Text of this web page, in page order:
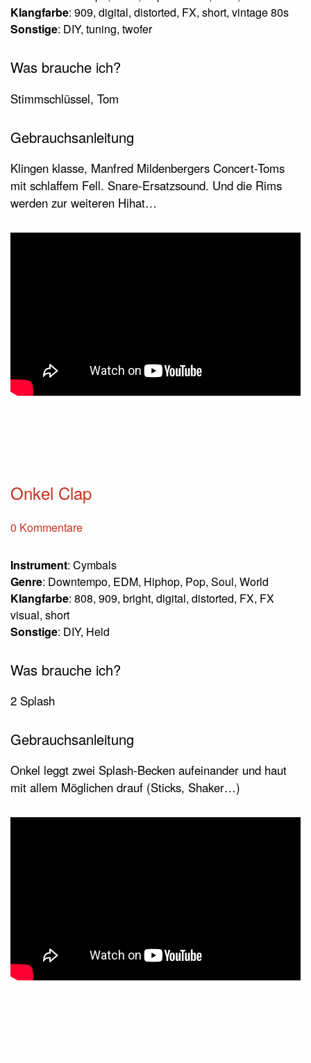
Klangfarbe: 909, digital, distorted, FX, short, vintage 80s
Sonstige: DIY, tuning, twofer
Was brauche ich?
Stimmschlüssel, Tom
Gebrauchsanleitung
Klingen klasse, Manfred Mildenbergers Concert-Toms
mit schlaffem Fell. Snare-Ersatzsound. Und die Rims
werden zur weiteren Hihat…
Onkel Clap
0 Kommentare
Instrument: Cymbals
Genre: Downtempo, EDM, Hiphop, Pop, Soul, World
Klangfarbe: 808, 909, bright, digital, distorted, FX, FX
visual, short
Sonstige: DIY, Held
Was brauche ich?
2 Splash
Gebrauchsanleitung
Onkel leggt zwei Splash-Becken aufeinander und haut
mit allem Möglichen drauf (Sticks, Shaker…)